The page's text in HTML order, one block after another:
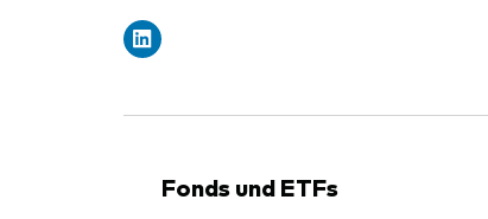
Fonds und ETFs